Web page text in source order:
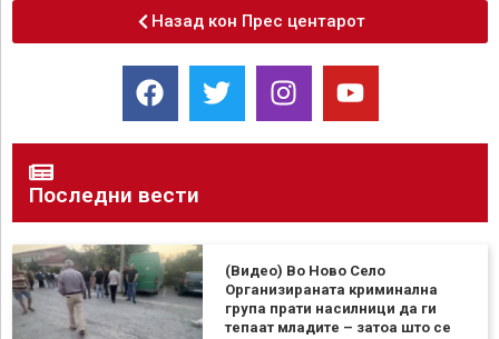
Назад кон Прес центарот
Последни вести
(Видео) Во Ново Село
Организираната криминална
група прати насилници да ги
тепаат младите – затоа што се